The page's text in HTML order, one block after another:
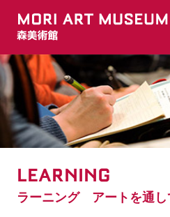
LEARNING
ラーニング アートを通し